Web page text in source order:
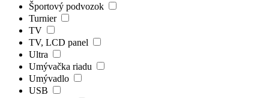
Športový podvozok
Turnier
TV
TV, LCD panel
Ultra
Umývačka riadu
Umývadlo
USB